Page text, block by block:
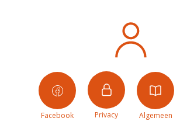
Facebook Privacy Algemeen